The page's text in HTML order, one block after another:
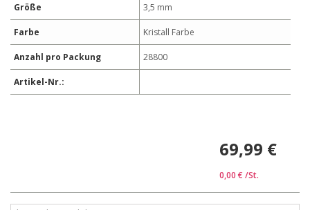
Größe 3,5 mm
Farbe Kristall Farbe
Anzahl pro Packung 28800
Artikel-Nr.:
69,99 €
0,00 € /St.